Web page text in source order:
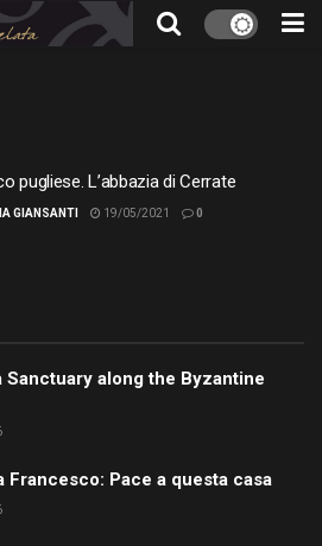
pugliese. L’abbazia di Cerrate
GIANSANTI 19/05/2021 0
Sanctuary along the Byzantine
Francesco: Pace a questa casa